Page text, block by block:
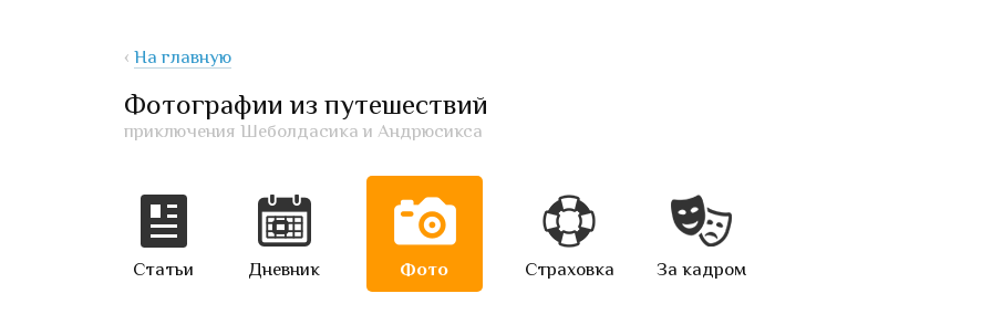
‹ На главную
Фотографии из путешествий
приключения Шеболдасика и Андрюсикса
Статьи Дневник Фото Страховка За кадром